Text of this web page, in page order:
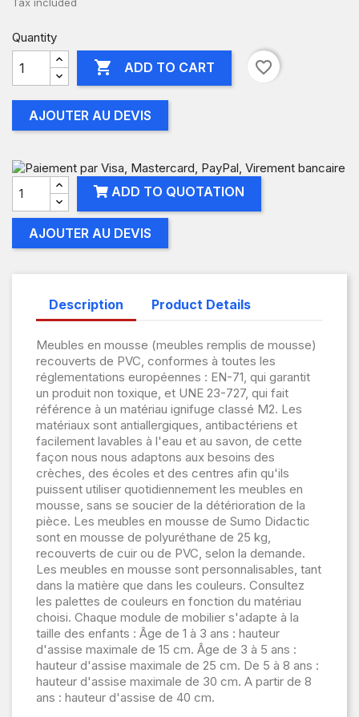
Quantity
 ADD TO CART favorite_border
AJOUTER AU DEVIS
ADD TO QUOTATION
AJOUTER AU DEVIS
Description Product Details
Meubles en mousse (meubles remplis de mousse)
recouverts de PVC, conformes à toutes les
réglementations européennes : EN-71, qui garantit
un produit non toxique, et UNE 23-727, qui fait
référence à un matériau ignifuge classé M2. Les
matériaux sont antiallergiques, antibactériens et
facilement lavables à l'eau et au savon, de cette
façon nous nous adaptons aux besoins des
crèches, des écoles et des centres afin qu'ils
puissent utiliser quotidiennement les meubles en
mousse, sans se soucier de la détérioration de la
pièce. Les meubles en mousse de Sumo Didactic
sont en mousse de polyuréthane de 25 kg,
recouverts de cuir ou de PVC, selon la demande.
Les meubles en mousse sont personnalisables, tant
dans la matière que dans les couleurs. Consultez
les palettes de couleurs en fonction du matériau
choisi. Chaque module de mobilier s'adapte à la
taille des enfants : Âge de 1 à 3 ans : hauteur
d'assise maximale de 15 cm. Âge de 3 à 5 ans :
hauteur d'assise maximale de 25 cm. De 5 à 8 ans :
hauteur d'assise maximale de 30 cm. A partir de 8
ans : hauteur d'assise de 40 cm.